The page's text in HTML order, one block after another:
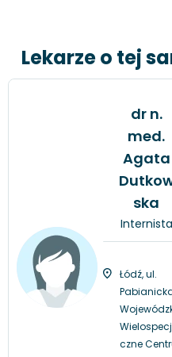
Lekarze o tej
dr n.
med.
Agata
ska
Internista
Łódź, ul.
czne